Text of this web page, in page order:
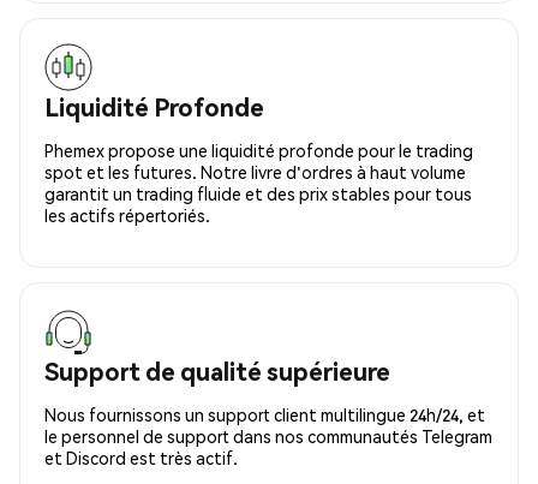
Liquidité Profonde
Phemex propose une liquidité profonde pour le trading
spot et les futures. Notre livre d'ordres à haut volume
garantit un trading fluide et des prix stables pour tous
les actifs répertoriés.
Support de qualité supérieure
Nous fournissons un support client multilingue 24h/24, et
le personnel de support dans nos communautés Telegram
et Discord est très actif.